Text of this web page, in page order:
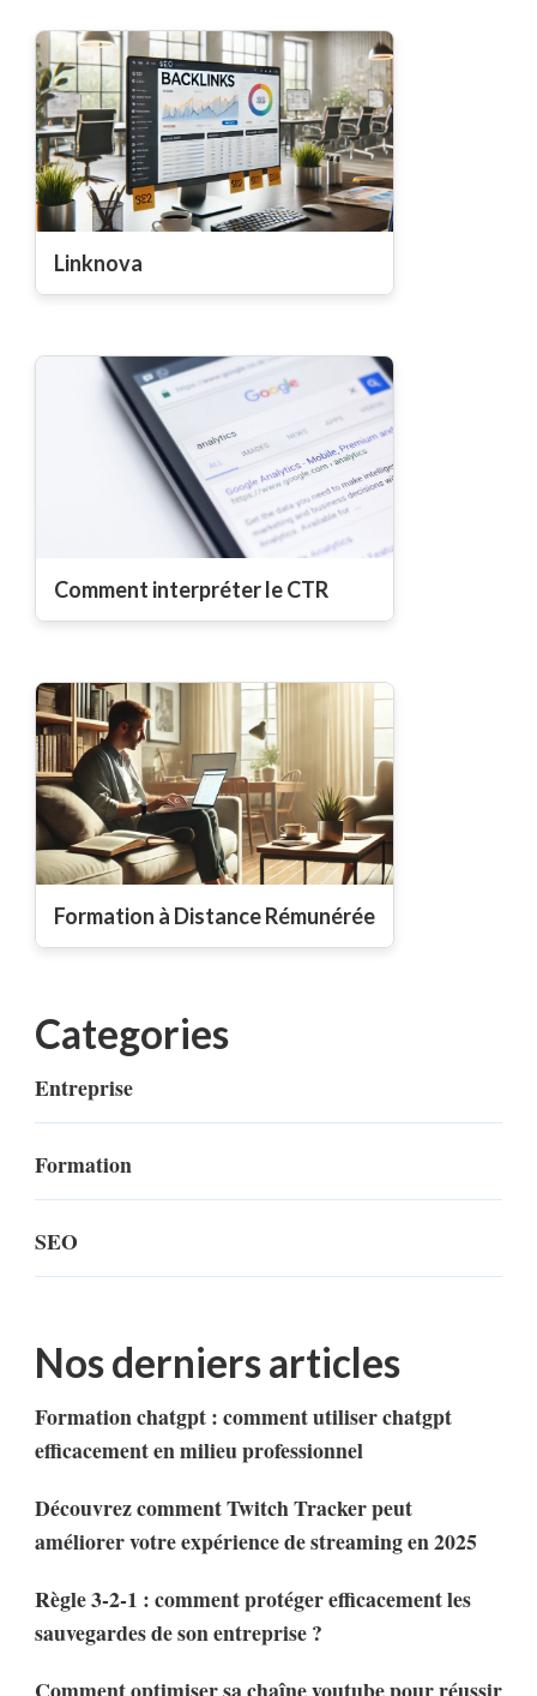
Linknova
Comment interpréter le CTR
Formation à Distance Rémunérée
Categories
Entreprise
Formation
SEO
Nos derniers articles
Formation chatgpt : comment utiliser chatgpt
efficacement en milieu professionnel
Découvrez comment Twitch Tracker peut
améliorer votre expérience de streaming en 2025
Règle 3-2-1 : comment protéger efficacement les
sauvegardes de son entreprise ?